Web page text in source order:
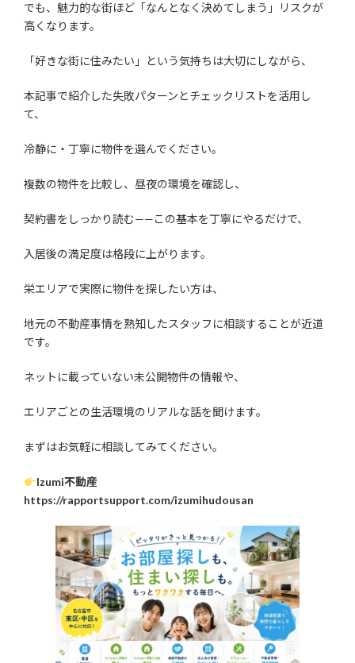
でも、魅力的な街ほど「なんとなく決めてしまう」リスクが
高くなります。
「好きな街に住みたい」という気持ちは大切にしながら、
本記事で紹介した失敗パターンとチェックリストを活用し
て、
冷静に・丁寧に物件を選んでください。
複数の物件を比較し、昼夜の環境を確認し、
契約書をしっかり読む——この基本を丁寧にやるだけで、
入居後の満足度は格段に上がります。
栄エリアで実際に物件を探したい方は、
地元の不動産事情を熟知したスタッフに相談することが近道
です。
ネットに載っていない未公開物件の情報や、
エリアごとの生活環境のリアルな話を聞けます。
まずはお気軽に相談してみてください。
Izumi不動産
https://rapportsupport.com/izumihudousan